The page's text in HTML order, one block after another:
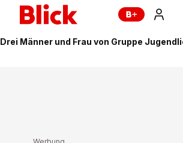
Drei Männer und Frau von Gruppe